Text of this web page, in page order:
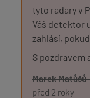
tyto radary v
Váš detektor
zahlásí,
S pozdravem
Marek Matůšů
před 2 roky